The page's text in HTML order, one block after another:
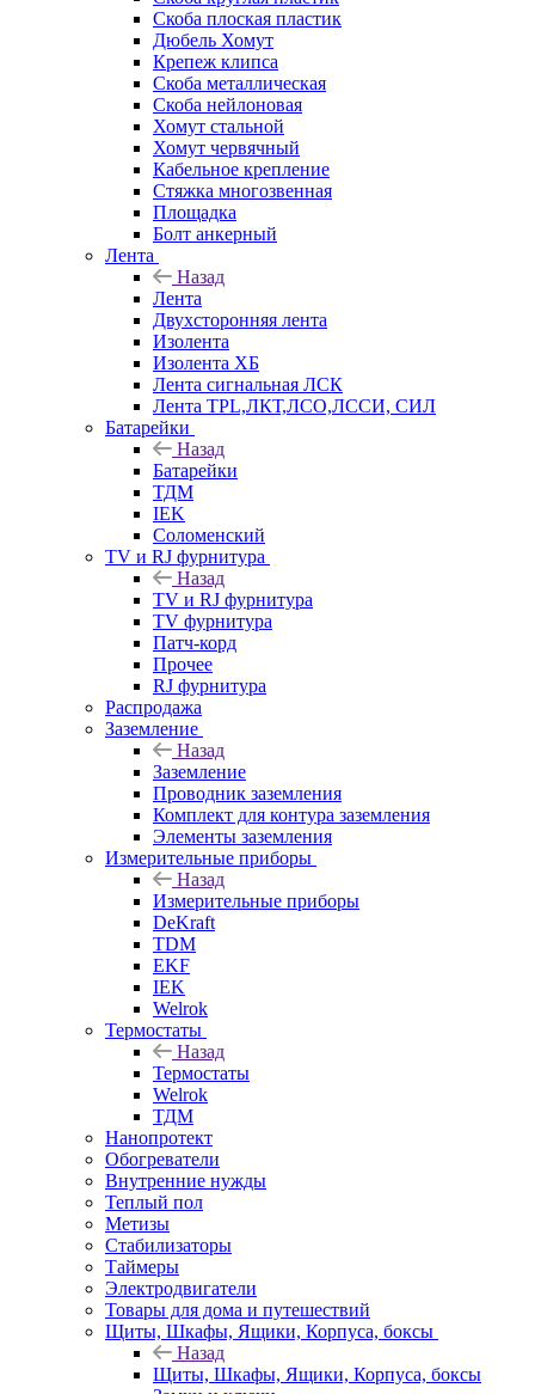
Скоба плоская пластик
Дюбель Хомут
Крепеж клипса
Скоба металлическая
Скоба нейлоновая
Хомут стальной
Хомут червячный
Кабельное крепление
Стяжка многозвенная
Площадка
Болт анкерный
Лента
Назад
Лента
Двухсторонняя лента
Изолента
Изолента ХБ
Лента сигнальная ЛСК
Лента TPL,ЛКТ,ЛСО,ЛССИ, СИЛ
Батарейки
Назад
Батарейки
ТДМ
IEK
Соломенский
TV и RJ фурнитура
Назад
TV и RJ фурнитура
TV фурнитура
Патч-корд
Прочее
RJ фурнитура
Распродажа
Заземление
Назад
Заземление
Проводник заземления
Комплект для контура заземления
Элементы заземления
Измерительные приборы
Назад
Измерительные приборы
DeKraft
TDM
EKF
IEK
Welrok
Термостаты
Назад
Термостаты
Welrok
ТДМ
Нанопротект
Обогреватели
Внутренние нужды
Теплый пол
Метизы
Стабилизаторы
Таймеры
Электродвигатели
Товары для дома и путешествий
Щиты, Шкафы, Ящики, Корпуса, боксы
Назад
Щиты, Шкафы, Ящики, Корпуса, боксы